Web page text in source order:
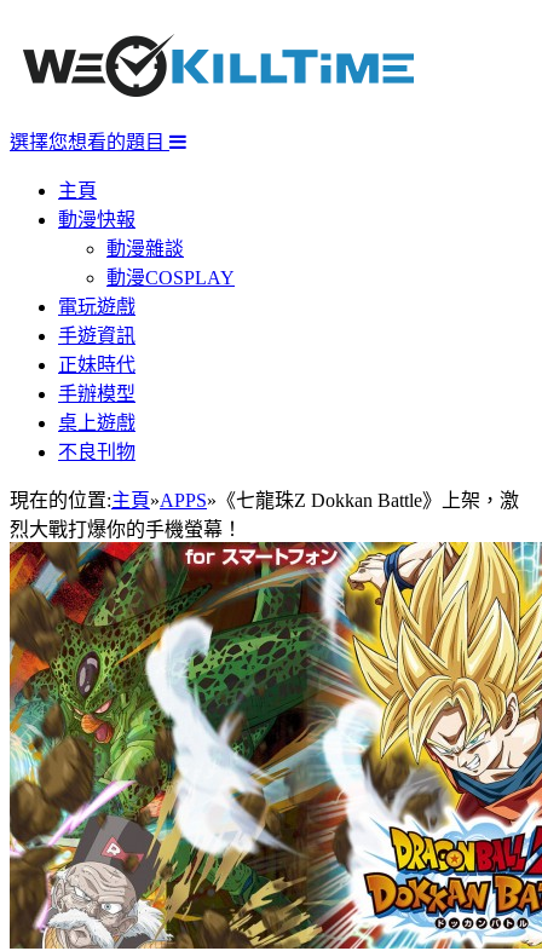
選擇您想看的題目
主頁
動漫快報
動漫雜談
動漫COSPLAY
電玩遊戲
手遊資訊
正妹時代
手辦模型
桌上遊戲
不良刊物
現在的位置:主頁»APPS» 《七龍珠Z Dokkan Battle》上架，激
烈大戰打爆你的手機螢幕！